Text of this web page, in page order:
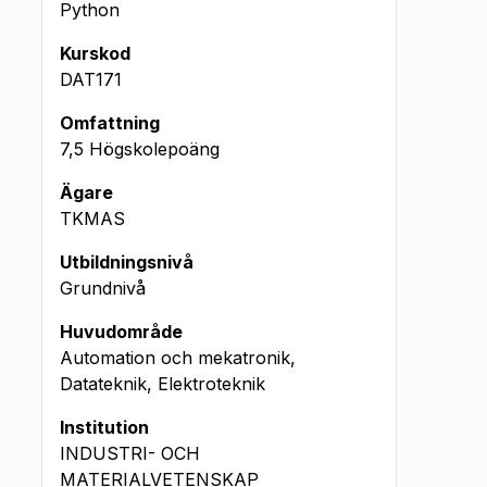
Python
Kurskod
DAT171
Omfattning
7,5 Högskolepoäng
Ägare
TKMAS
Utbildningsnivå
Grundnivå
Huvudområde
Automation och mekatronik,
Datateknik, Elektroteknik
Institution
INDUSTRI- OCH
MATERIALVETENSKAP